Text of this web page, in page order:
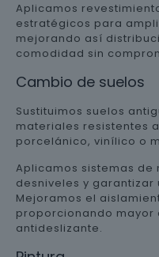
Aplicamos
estratégicos para
mejorando así
comodidad sin
Cambio de suelos
Sustituimos suelos
materiales resistentes
porcelánico, vinílico o
Aplicamos sistemas
desniveles y
Mejoramos el
proporcionando mayor
antideslizante.